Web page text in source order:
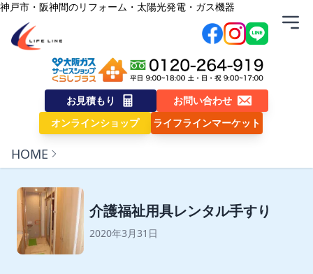
内容をスキップ
神戸市・阪神間のリフォーム・太陽光発電・ガス機器
株式会社ライフライン
お見積もり
お問い合わせ
オンラインショップ
ライフラインマーケット
HOME
介護福祉用具レンタル手すり
2020年3月31日